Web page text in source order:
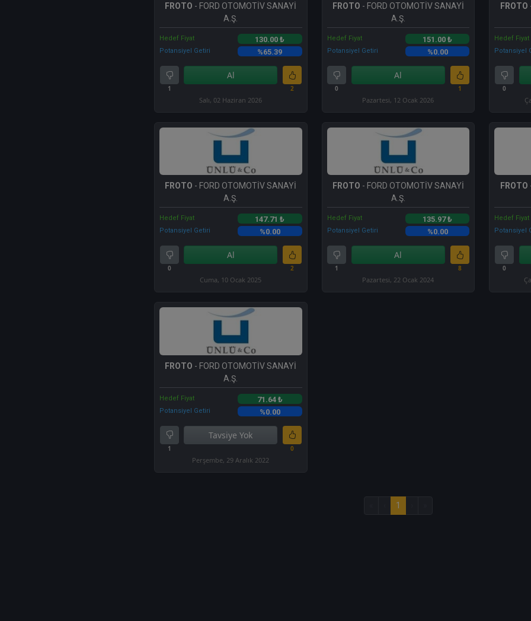
FROTO - FORD OTOMOTİV SANAYİ
A.Ş.
Hedef Fiyat 130.00 ₺
Potansiyel Getiri %65.39
1
Al
2
Salı, 02 Haziran 2026
FROTO - FORD OTOMOTİV SANAYİ
A.Ş.
Hedef Fiyat 151.00 ₺
Potansiyel Getiri %0.00
0
Al
1
Pazartesi, 12 Ocak 2026
FROTO
Hedef Fiyat
Potansiyel
0
FROTO - FORD OTOMOTİV SANAYİ
A.Ş.
Hedef Fiyat 147.71 ₺
Potansiyel Getiri %0.00
0
Al
2
Cuma, 10 Ocak 2025
FROTO - FORD OTOMOTİV SANAYİ
A.Ş.
Hedef Fiyat 135.97 ₺
Potansiyel Getiri %0.00
1
Al
8
Pazartesi, 22 Ocak 2024
FROTO
Hedef Fiyat
Potansiyel
0
FROTO - FORD OTOMOTİV SANAYİ
A.Ş.
Hedef Fiyat 71.64 ₺
Potansiyel Getiri %0.00
1
Tavsiye Yok
0
Perşembe, 29 Aralık 2022
1